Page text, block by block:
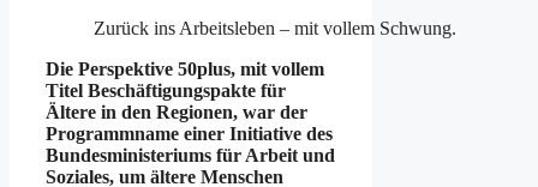
Zurück ins Arbeitsleben – mit vollem Schwung.
Die Perspektive 50plus, mit vollem
Titel Beschäftigungspakte für
Ältere in den Regionen, war der
Programmname einer Initiative des
Bundesministeriums für Arbeit und
Soziales, um ältere Menschen